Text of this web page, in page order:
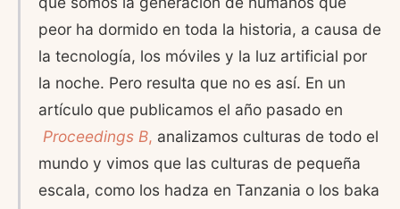
peor ha dormido en toda la historia, a causa de
la tecnología, los móviles y la luz artificial por
la noche. Pero resulta que no es así. En un
artículo que publicamos el año pasado en
Proceedings B, analizamos culturas de todo el
mundo y vimos que las culturas de pequeña
escala, como los hadza en Tanzania o los baka